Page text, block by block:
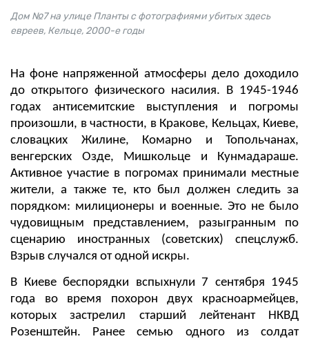
Дом №7 на улице Планты с фотографиями убитых здесь
евреев, Кельце, 2000-е годы
На фоне напряженной атмосферы дело доходило
до открытого физического насилия. В 1945-1946
годах антисемитские выступления и погромы
произошли, в частности, в Кракове, Кельцах, Киеве,
словацких Жилине, Комарно и Топольчанах,
венгерских Озде, Мишкольце и Кунмадараше.
Активное участие в погромах принимали местные
жители, а также те, кто был должен следить за
порядком: милиционеры и военные. Это не было
чудовищным представлением, разыгранным по
сценарию иностранных (советских) спецслужб.
Взрыв случался от одной искры.
В Киеве беспорядки вспыхнули 7 сентября 1945
года во время похорон двух красноармейцев,
которых застрелил старший лейтенант НКВД
Розенштейн. Ранее семью одного из солдат